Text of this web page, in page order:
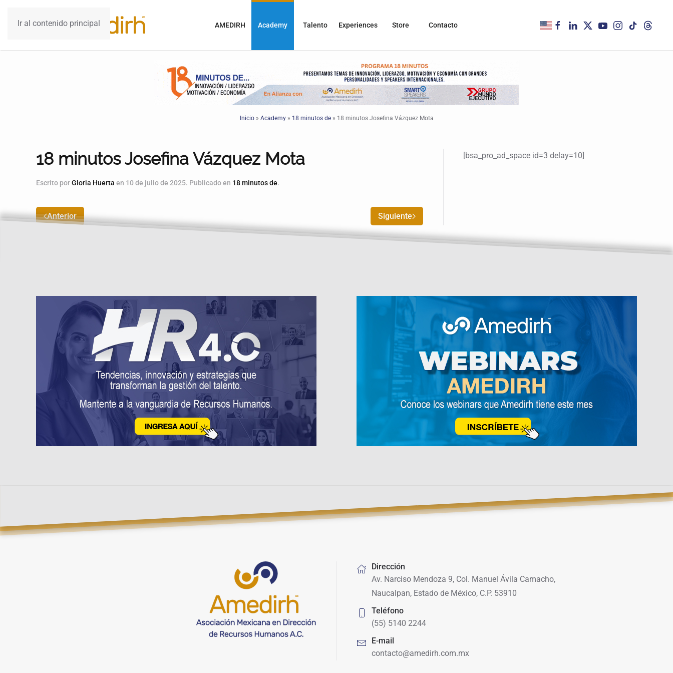
Ir al contenido principal AMEDIRH Academy Talento Experiences Store Contacto
Inicio» Academy» 18 minutos de» 18 minutos Josefina Vázquez Mota
18 minutos Josefina Vázquez Mota
Escrito porGloria Huerta en 10 de julio de 2025. Publicado en 18 minutos de.
Anterior Siguiente
[bsa_pro_ad_space id=3 delay=10]
Dirección
Av. Narciso Mendoza 9, Col. Manuel Ávila Camacho,
Naucalpan, Estado de México, C.P. 53910
Teléfono
(55) 5140 2244
E-mail
contacto@amedirh.com.mx